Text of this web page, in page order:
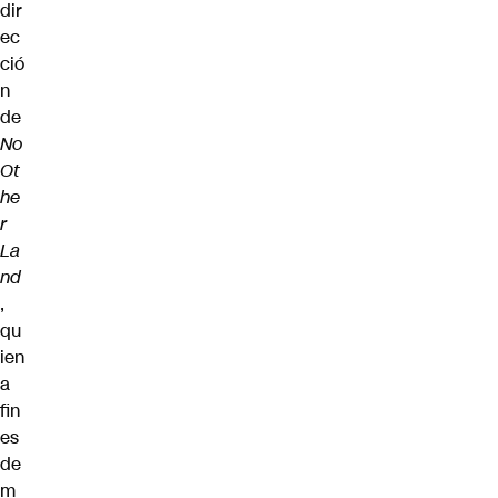
dir
ec
ció
n
de
No
Ot
he
r
La
nd
,
qu
ien
a
fin
es
de
m